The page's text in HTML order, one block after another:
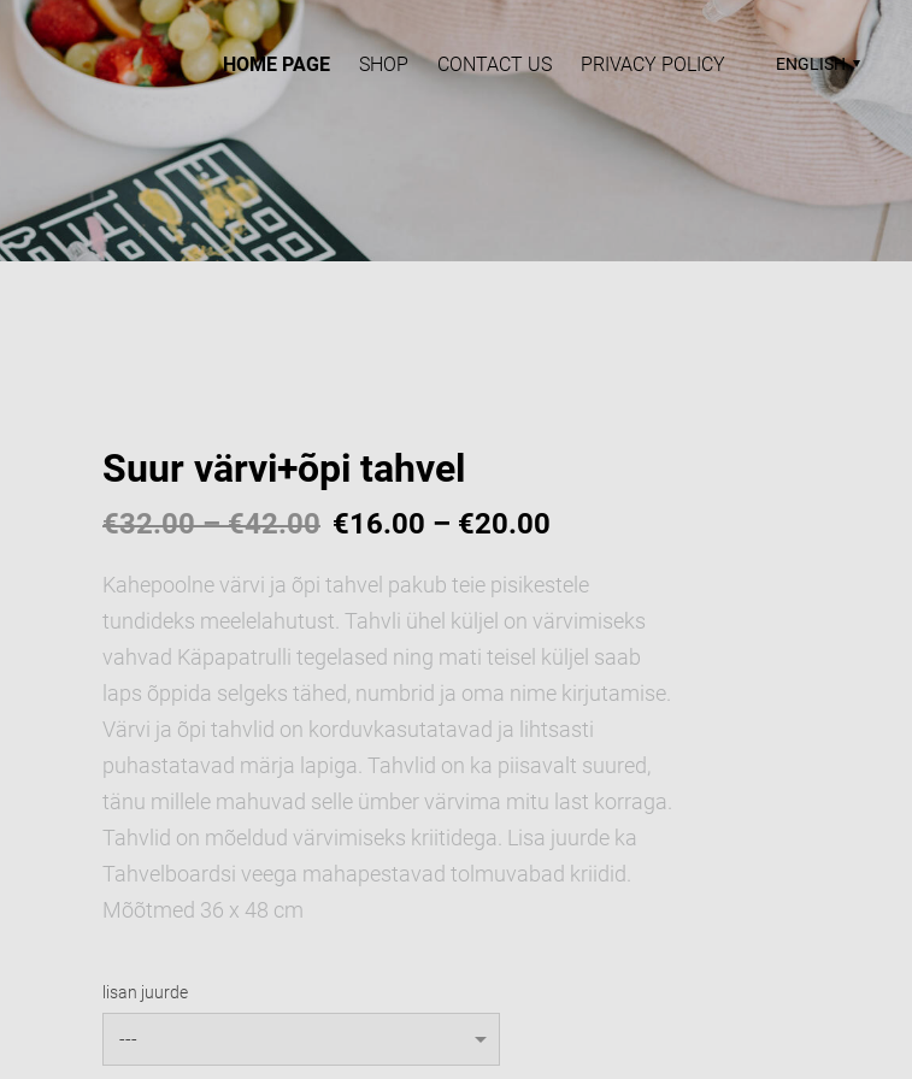
HOME PAGE SHOP CONTACT US PRIVACY POLICY ENGLISH
Suur värvi+õpi tahvel
€32.00–€42.00 €16.00 – €20.00
Kahepoolne värvi ja õpi tahvel pakub teie pisikestele
tundideks meelelahutust. Tahvli ühel küljel on värvimiseks
vahvad Käpapatrulli tegelased ning mati teisel küljel saab
laps õppida selgeks tähed, numbrid ja oma nime kirjutamise.
Värvi ja õpi tahvlid on korduvkasutatavad ja lihtsasti
puhastatavad märja lapiga. Tahvlid on ka piisavalt suured,
tänu millele mahuvad selle ümber värvima mitu last korraga.
Tahvlid on mõeldud värvimiseks kriitidega. Lisa juurde ka
Tahvelboardsi veega mahapestavad tolmuvabad kriidid.
Mõõtmed 36 x 48 cm
lisan juurde